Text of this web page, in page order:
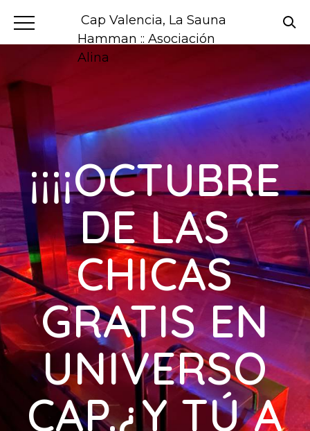
Cap Valencia, La Sauna
Hamman :: Asociación
Alina
¡¡¡¡OCTUBRE
DE LAS
CHICAS
GRATIS EN
UNIVERSO
CAP.¿Y TÚ A